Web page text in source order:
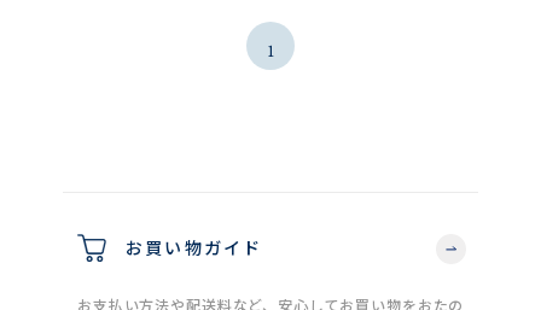
1
お買い物ガイド
お支払い方法や配送料など、安心してお買い物をおたの